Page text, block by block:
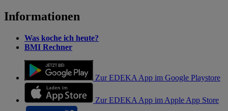
Informationen
Was koche ich heute?
BMI Rechner
Zur EDEKA App im Google Playstore
Zur EDEKA App im Apple App Store